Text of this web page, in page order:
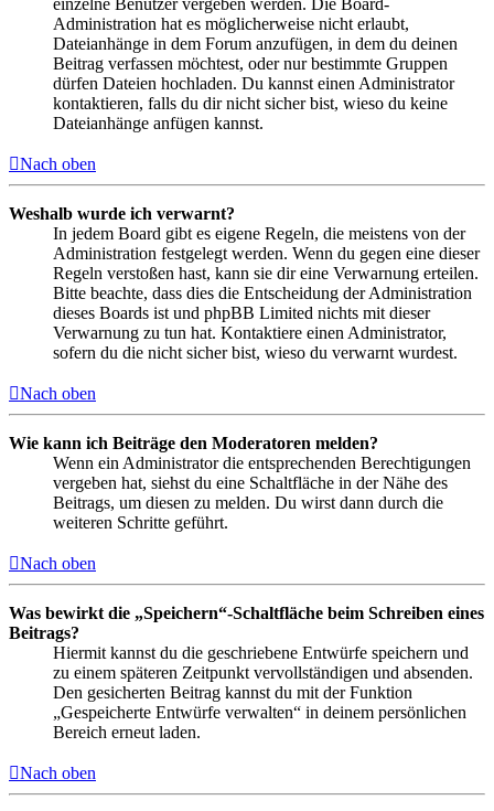
einzelne Benutzer vergeben werden. Die Board-
Administration hat es möglicherweise nicht erlaubt,
Dateianhänge in dem Forum anzufügen, in dem du deinen
Beitrag verfassen möchtest, oder nur bestimmte Gruppen
dürfen Dateien hochladen. Du kannst einen Administrator
kontaktieren, falls du dir nicht sicher bist, wieso du keine
Dateianhänge anfügen kannst.
Nach oben
Weshalb wurde ich verwarnt?
In jedem Board gibt es eigene Regeln, die meistens von der
Administration festgelegt werden. Wenn du gegen eine dieser
Regeln verstoßen hast, kann sie dir eine Verwarnung erteilen.
Bitte beachte, dass dies die Entscheidung der Administration
dieses Boards ist und phpBB Limited nichts mit dieser
Verwarnung zu tun hat. Kontaktiere einen Administrator,
sofern du die nicht sicher bist, wieso du verwarnt wurdest.
Nach oben
Wie kann ich Beiträge den Moderatoren melden?
Wenn ein Administrator die entsprechenden Berechtigungen
vergeben hat, siehst du eine Schaltfläche in der Nähe des
Beitrags, um diesen zu melden. Du wirst dann durch die
weiteren Schritte geführt.
Nach oben
Was bewirkt die „Speichern“-Schaltfläche beim Schreiben eines
Beitrags?
Hiermit kannst du die geschriebene Entwürfe speichern und
zu einem späteren Zeitpunkt vervollständigen und absenden.
Den gesicherten Beitrag kannst du mit der Funktion
„Gespeicherte Entwürfe verwalten“ in deinem persönlichen
Bereich erneut laden.
Nach oben